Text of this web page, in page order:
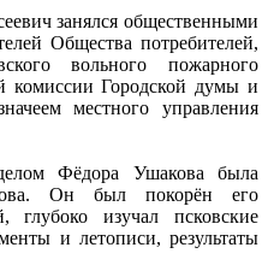
занялся общественными
Общества потребителей,
вольного пожарного
комиссии Городской думы и
местного управления
Фёдора Ушакова была
Он был покорён его
глубоко изучал псковские
и летописи, результаты